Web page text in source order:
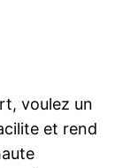
voulez un
et rend